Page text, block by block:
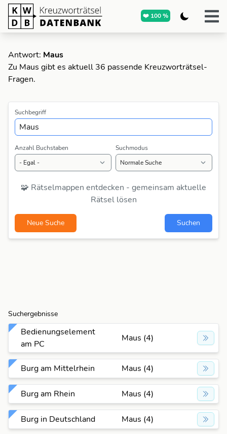
❤️ 100 %
Antwort: Maus
Zu Maus gibt es aktuell 36 passende Kreuzworträtsel-
Fragen.
Suchbegriff
Anzahl Buchstaben Suchmodus
🧩 Rätselmappen entdecken - gemeinsam aktuelle
Rätsel lösen
Neue Suche Suchen
Suchergebnisse
Bedienungselement
am PC
Maus (4)
Burg am Mittelrhein Maus (4)
Burg am Rhein Maus (4)
Burg in Deutschland Maus (4)